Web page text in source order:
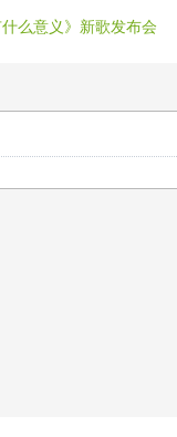
么意义》新歌发布会